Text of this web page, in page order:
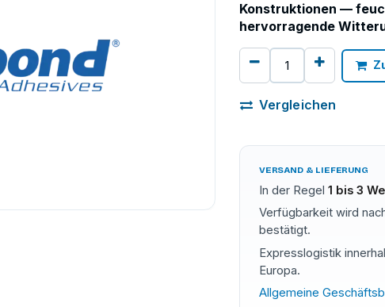
Konstruktionen —
hervorragende
Vergleichen
VERSAND & LIEFERUNG
In der Regel 1 bis 3
Verfügbarkeit wird
bestätigt.
Expresslogistik
Europa.
Allgemeine